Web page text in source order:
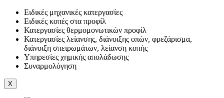
Ειδικές μηχανικές κατεργασίες
Ειδικές κοπές στα προφίλ
Κατεργασίες θερμομονωτικών προφίλ
Κατεργασίες λείανσης, διάνοιξης οπών, φρεζάρισμα,
διάνοιξη σπειρωμάτων, λείανση κοπής
Υπηρεσίες χημικής απολάδωσης
Συναρμολόγηση
X